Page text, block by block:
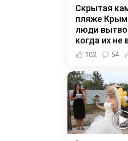
Скрытая
пляже
люди
когда их не
102 54